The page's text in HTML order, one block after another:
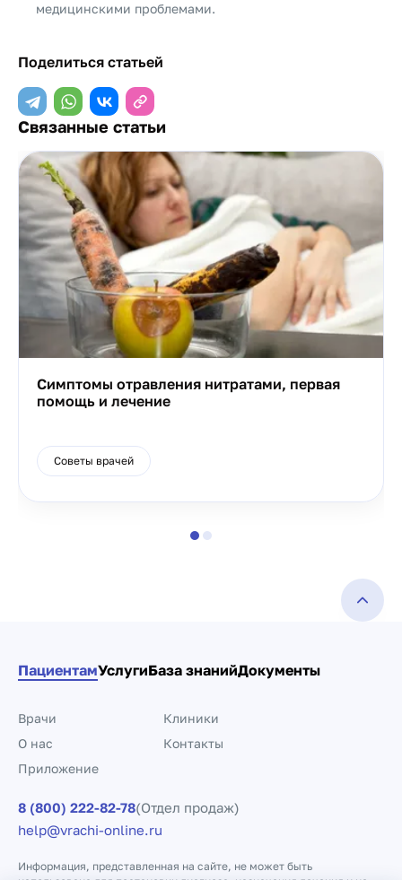
медицинскими проблемами.
Поделиться статьей
Связанные статьи
Симптомы отравления нитратами, первая
помощь и лечение
Советы врачей
ПациентамУслугиБаза знанийДокументы
Врачи
Клиники
О нас
Контакты
Приложение
8 (800) 222-82-78(Отдел продаж)
help@vrachi-online.ru
Информация, представленная на сайте, не может быть